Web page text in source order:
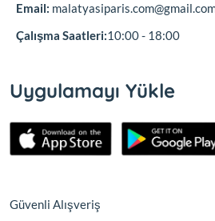
Email:
Çalışma Saatleri:10:00 - 18:00
Uygulamayı Yükle
Güvenli Alışveriş